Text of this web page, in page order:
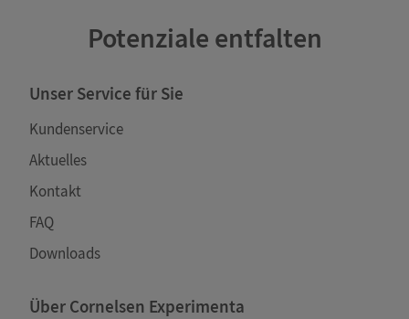
Potenziale entfalten
Unser Service für Sie
Kundenservice
Aktuelles
Kontakt
FAQ
Downloads
Über Cornelsen Experimenta